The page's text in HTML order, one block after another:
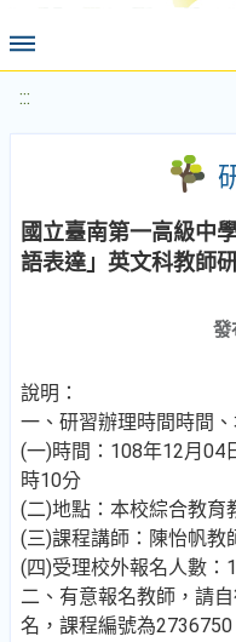
:::
國立臺南第一高級中
語表達」英文科教師
發
說明：
一、研習辦理時間時間
(一)時間：108年12月04
時10分
(二)地點：本校綜合教育
(三)課程講師：陳怡帆教
(四)受理校外報名人數：
二、有意報名教師，請
名，課程編號為2736750